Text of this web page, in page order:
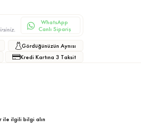
WhatsApp
Canlı Sipariş
Gördüğünüzün Aynısı
Kredi Kartına 3 Taksit
ile ilgili bilgi alın